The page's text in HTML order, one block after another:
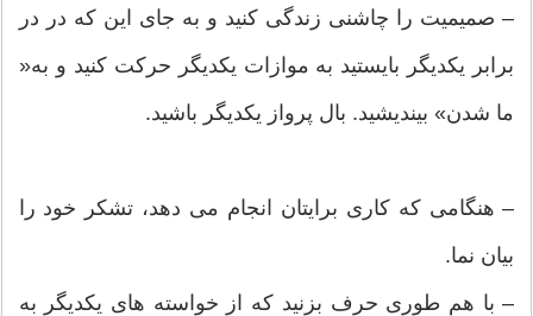
– صمیمیت را چاشنی زندگی کنید و به جای این که در در
برابر یکدیگر بایستید به موازات یکدیگر حرکت کنید و به«
ما شدن» بیندیشید. بال پرواز یکدیگر باشید.
– هنگامی که کاری برایتان انجام می دهد، تشکر خود را
بیان نما.
– با هم طوری حرف بزنید که از خواسته های یکدیگر به